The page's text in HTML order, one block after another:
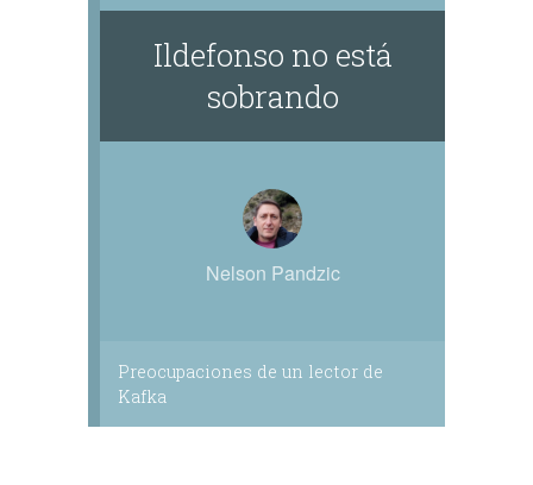
Ildefonso no está
sobrando
Nelson Pandzic
Preocupaciones de un lector de
Kafka